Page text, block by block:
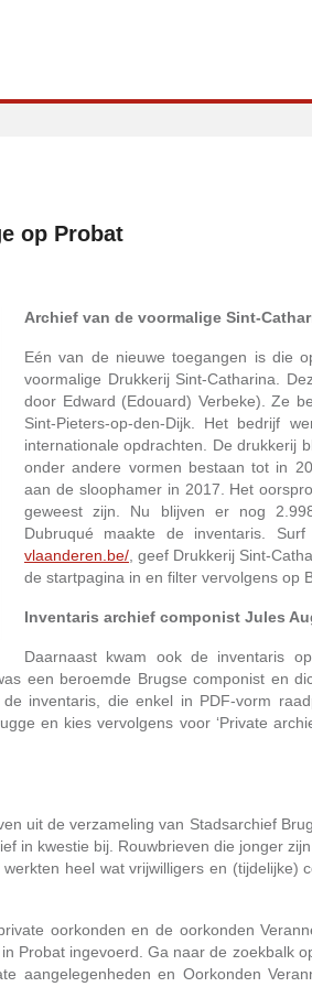
op Probat
Archief van de voormalige Sint-
Eén van de nieuwe toegangen is die
voormalige Drukkerij Sint-Catharina.
door Edward (Edouard) Verbeke). Ze
Sint-Pieters-op-den-Dijk. Het bedrijf
internationale opdrachten. De drukkerij
onder andere vormen bestaan tot in
aan de sloophamer in 2017. Het
geweest zijn. Nu blijven er nog
Dubruqué maakte de inventaris.
vlaanderen.be/ , geef Drukkerij Sint-
de startpagina in en filter vervolgens op
Inventaris archief componist Jules
Daarnaast kwam ook de inventaris
een beroemde Brugse componist en
inventaris, die enkel in PDF-vorm
en kies vervolgens voor ‘Private
uit de verzameling van Stadsarchief
in kwestie bij. Rouwbrieven die jonger
heel wat vrijwilligers en (tijdelijke)
oorkonden en de oorkonden
Probat ingevoerd. Ga naar de zoekbalk
aangelegenheden en Oorkonden